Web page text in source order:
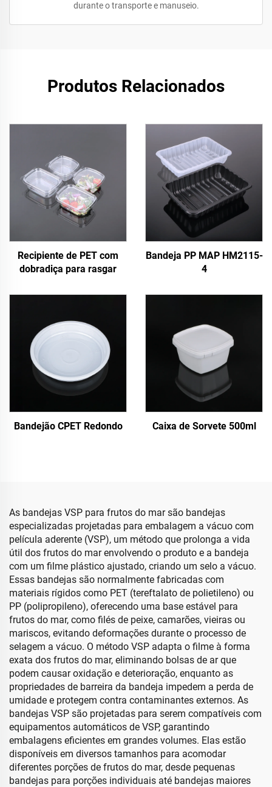
durante o transporte e manuseio.
Produtos Relacionados
Recipiente de PET com
dobradiça para rasgar
Bandeja PP MAP HM2115-
4
Bandejão CPET Redondo Caixa de Sorvete 500ml
As bandejas VSP para frutos do mar são bandejas
especializadas projetadas para embalagem a vácuo com
película aderente (VSP), um método que prolonga a vida
útil dos frutos do mar envolvendo o produto e a bandeja
com um filme plástico ajustado, criando um selo a vácuo.
Essas bandejas são normalmente fabricadas com
materiais rígidos como PET (tereftalato de polietileno) ou
PP (polipropileno), oferecendo uma base estável para
frutos do mar, como filés de peixe, camarões, vieiras ou
mariscos, evitando deformações durante o processo de
selagem a vácuo. O método VSP adapta o filme à forma
exata dos frutos do mar, eliminando bolsas de ar que
podem causar oxidação e deterioração, enquanto as
propriedades de barreira da bandeja impedem a perda de
umidade e protegem contra contaminantes externos. As
bandejas VSP são projetadas para serem compatíveis com
equipamentos automáticos de VSP, garantindo
embalagens eficientes em grandes volumes. Elas estão
disponíveis em diversos tamanhos para acomodar
diferentes porções de frutos do mar, desde pequenas
bandejas para porções individuais até bandejas maiores